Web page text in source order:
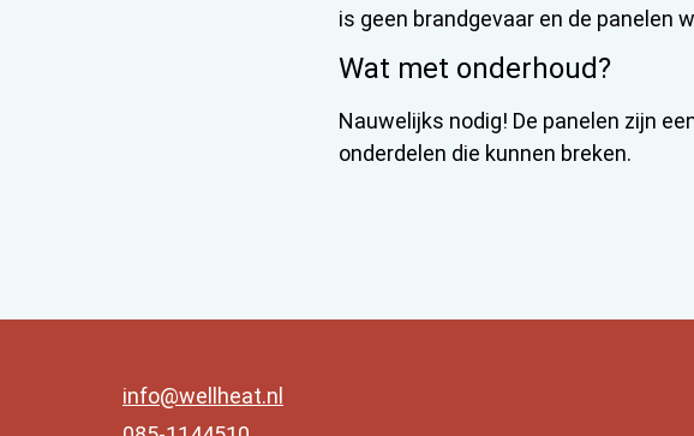
is geen brandgevaar en de panelen
Wat met onderhoud?
Nauwelijks nodig! De panelen zijn
onderdelen die kunnen breken.
info@wellheat.nl